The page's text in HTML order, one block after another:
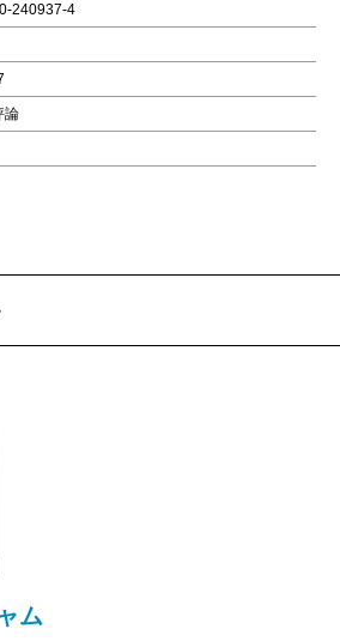
240937-4
論
ム